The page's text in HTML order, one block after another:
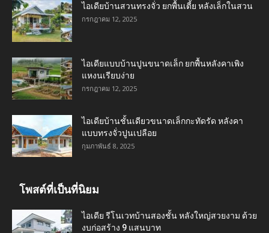
ไอเดียบ้านสวนทรงจั่ว ยกพื้นเตี้ย หลังเล็กในสวน
กรกฎาคม 12, 2025
ไอเดียแบบบ้านปูนขนาดเล็ก ยกพื้นหลังคาเพิง
แหงนเรียบง่าย
กรกฎาคม 12, 2025
ไอเดียบ้านชั้นเดียวขนาดเล็กกะทัดรัด หลังคา
แบบทรงจั่วปูนเปลือย
กุมภาพันธ์ 8, 2025
โพสต์ที่เป็นที่นิยม
ไอเดีย รีโนเวทบ้านสองชั้น หลังใหญ่สวยงาม ด้วย
งบก่อสร้าง 9 แสนบาท